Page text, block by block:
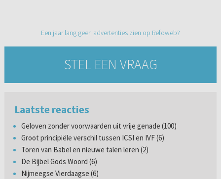
Een jaar lang geen advertenties zien op Refoweb?
STEL EEN VRAAG
Laatste reacties
Geloven zonder voorwaarden uit vrije genade (100)
Groot principiële verschil tussen ICSI en IVF (6)
Toren van Babel en nieuwe talen leren (2)
De Bijbel Gods Woord (6)
Nijmeegse Vierdaagse (6)